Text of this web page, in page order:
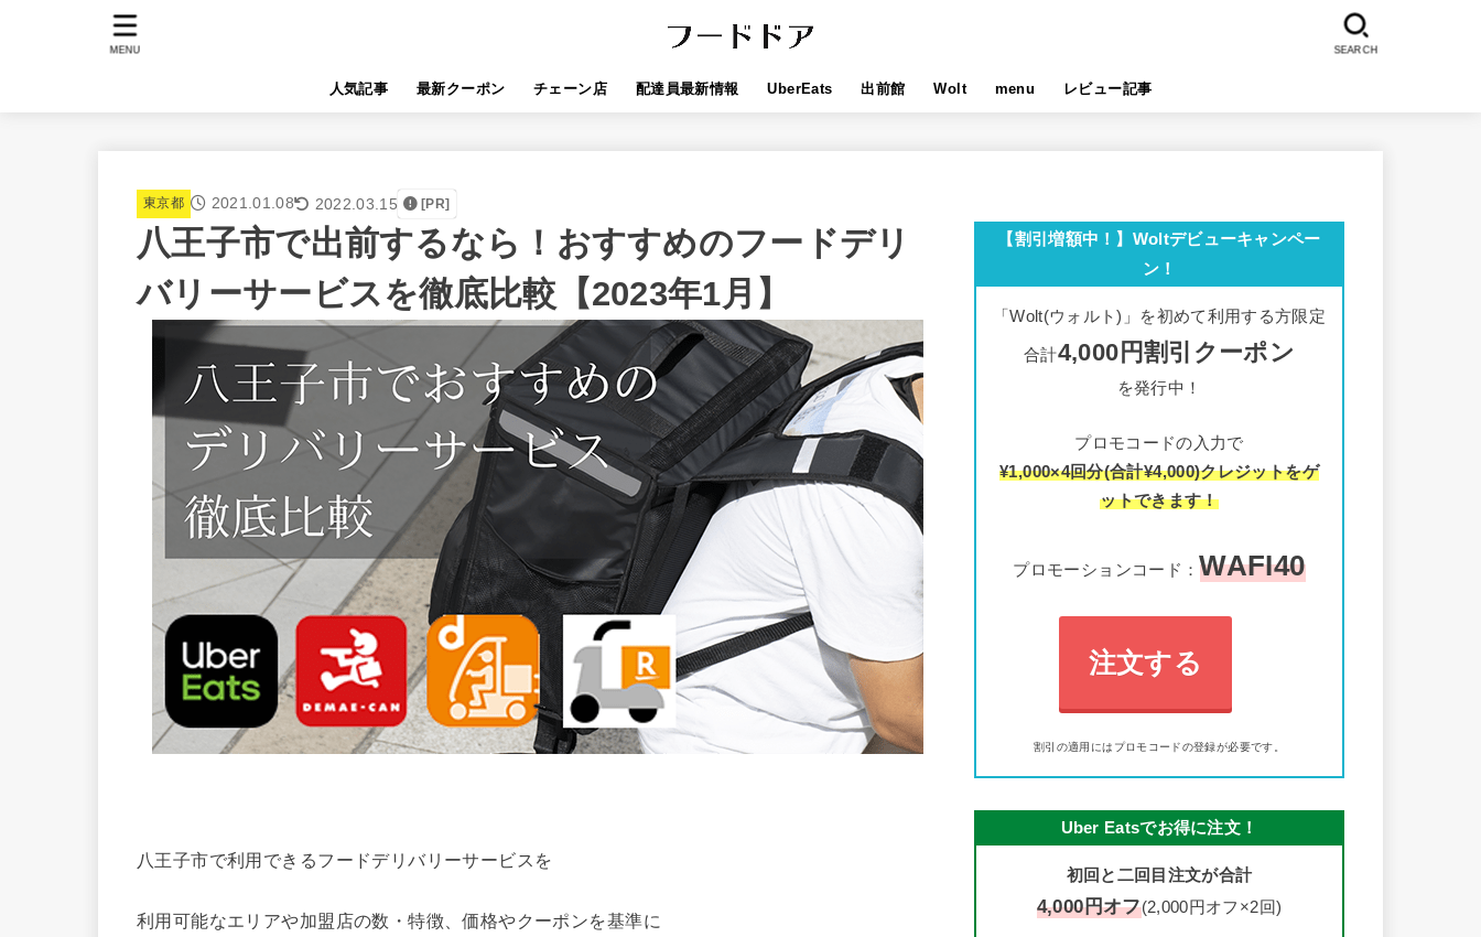
人気記事 最新クーポン チェーン店 配達員最新情報 UberEats 出前館 Wolt menu レビュー記事
SEARCH
MENU
東京都 2021.01.08 2022.03.15 [PR]
八王子市で出前するなら！おすすめのフードデリ
バリーサービスを徹底比較【2023年1月】
八王子市で利用できるフードデリバリーサービスを
利用可能なエリアや加盟店の数・特徴、価格やクーポンを基準に
【割引増額中！】Woltデビューキャンペー
ン！
「Wolt(ウォルト)」を初めて利用する方限定
合計4,000円割引クーポン
を発行中！
プロモコードの入力で
¥1,000×4回分(合計¥4,000)クレジットをゲ
ットできます！
プロモーションコード： WAFI40
注文する
割引の適用にはプロモコードの登録が必要です。
Uber Eatsでお得に注文！
初回と二回目注文が合計
4,000円オフ(2,000円オフ×2回)